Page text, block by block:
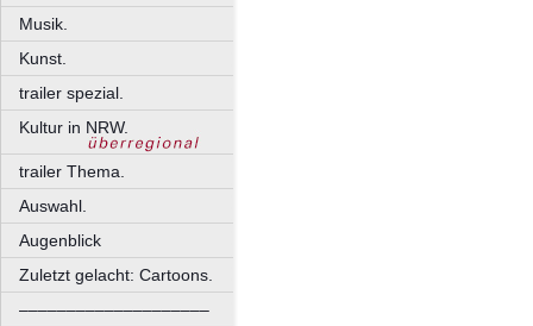
Musik.
Kunst.
trailer spezial.
Kultur in NRW.
trailer Thema.
Auswahl.
Augenblick
Zuletzt gelacht: Cartoons.
––––––––––––––––––––